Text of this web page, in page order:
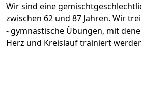
Wir sind eine
zwischen 62 und 87 Jahren. Wir
- gymnastische Übungen, mit
Herz und Kreislauf